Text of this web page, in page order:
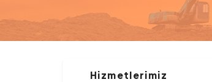
Hizmetlerimiz